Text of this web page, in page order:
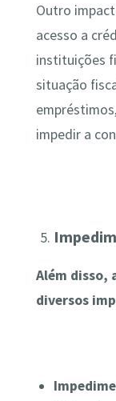
Outro
acesso a
instituições
situação
impedir a
Além disso,
diversos